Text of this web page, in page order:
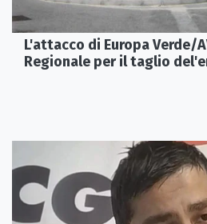
L'attacco di Europa Verde/
Regionale per il taglio